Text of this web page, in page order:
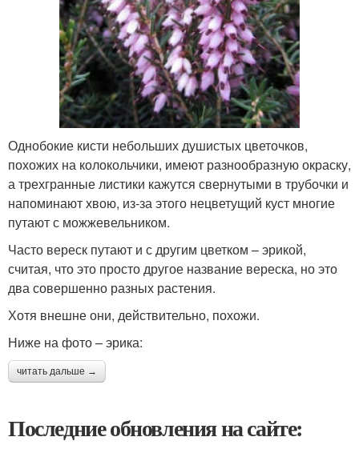
Однобокие кисти небольших душистых цветочков,
похожих на колокольчики, имеют разнообразную окраску,
а трехгранные листики кажутся свернутыми в трубочки и
напоминают хвою, из-за этого нецветущий куст многие
путают с можжевельником.
Часто вереск путают и с другим цветком – эрикой,
считая, что это просто другое название вереска, но это
два совершенно разных растения.
Хотя внешне они, действительно, похожи.
Ниже на фото – эрика:
читать дальше →
Последние обновления на сайте: